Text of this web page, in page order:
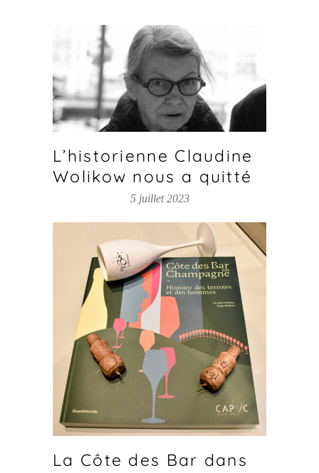
L’historienne Claudine
Wolikow nous a quitté
5 juillet 2023
La Côte des Bar dans